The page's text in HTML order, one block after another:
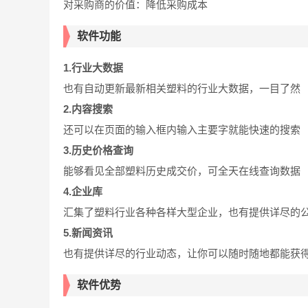
对采购商的价值：降低采购成本
软件功能
1.行业大数据
也有自动更新最新相关塑料的行业大数据，一目了然
2.内容搜索
还可以在页面的输入框内输入主要字就能快速的搜索
3.历史价格查询
能够看见全部塑料历史成交价，可全天在线查询数据
4.企业库
汇集了塑料行业各种各样大型企业，也有提供详尽的
5.新闻资讯
也有提供详尽的行业动态，让你可以随时随地都能获
软件优势